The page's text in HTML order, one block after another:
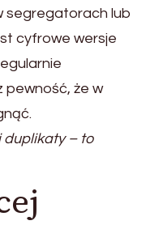
segregatorach lub
cyfrowe wersje
pewność, że w
duplikaty – to